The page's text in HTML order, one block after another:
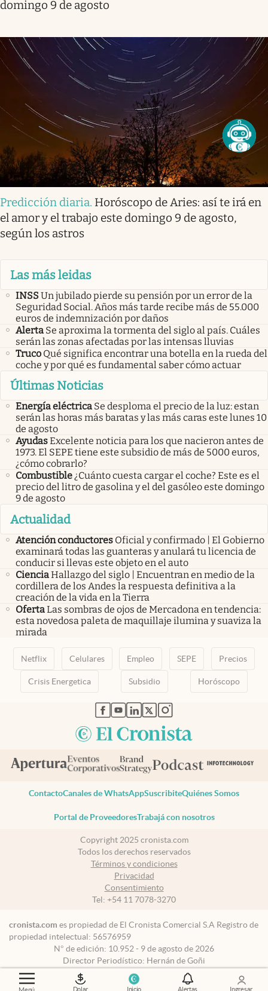
Menú Dolar Inicio Alertas Ingresar
domingo 9 de agosto
Predicción diaria. Horóscopo de Aries: así te irá en
el amor y el trabajo este domingo 9 de agosto,
según los astros
Las más leidas
INSSUn jubilado pierde su pensión por un error de la
Seguridad Social. Años más tarde recibe más de 55.000
euros de indemnización por daños
Alerta Se aproxima la tormenta del siglo al país. Cuáles
serán las zonas afectadas por las intensas lluvias
Truco Qué significa encontrar una botella en la rueda del
coche y por qué es fundamental saber cómo actuar
Últimas Noticias
Energía eléctrica Se desploma el precio de la luz: estan
serán las horas más baratas y las más caras este lunes 10
de agosto
AyudasExcelente noticia para los que nacieron antes de
1973. El SEPE tiene este subsidio de más de 5000 euros,
¿cómo cobrarlo?
Combustible¿Cuánto cuesta cargar el coche? Este es el
precio del litro de gasolina y el del gasóleo este domingo
9 de agosto
Actualidad
Atención conductores Oficial y confirmado | El Gobierno
examinará todas las guanteras y anulará tu licencia de
conducir si llevas este objeto en el auto
CienciaHallazgo del siglo | Encuentran en medio de la
cordillera de los Andes la respuesta definitiva a la
creación de la vida en la Tierra
OfertaLas sombras de ojos de Mercadona en tendencia:
esta novedosa paleta de maquillaje ilumina y suaviza la
mirada
Netflix Celulares Empleo SEPE Precios
Crisis Energetica Subsidio Horóscopo
abre en nueva pestaña
abre en nueva pestaña
abre en nueva pestaña
abre en nueva pestaña
abre en nueva pestaña
ContactoCanales de WhatsAppSuscribiteQuiénes Somos
Portal de ProveedoresTrabajá con nosotros
Copyright 2025 cronista.com
Todos los derechos reservados
Términos y condiciones
Privacidad
Consentimiento
Tel: +54 11 7078-3270
cronista.com es propiedad de El Cronista Comercial S.A Registro de
propiedad intelectual: 56576959
N° de edición: 10.952 - 9 de agosto de 2026
Director Periodístico: Hernán de Goñi